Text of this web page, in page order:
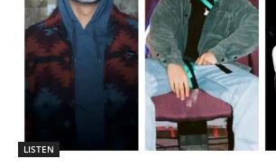
LISTEN